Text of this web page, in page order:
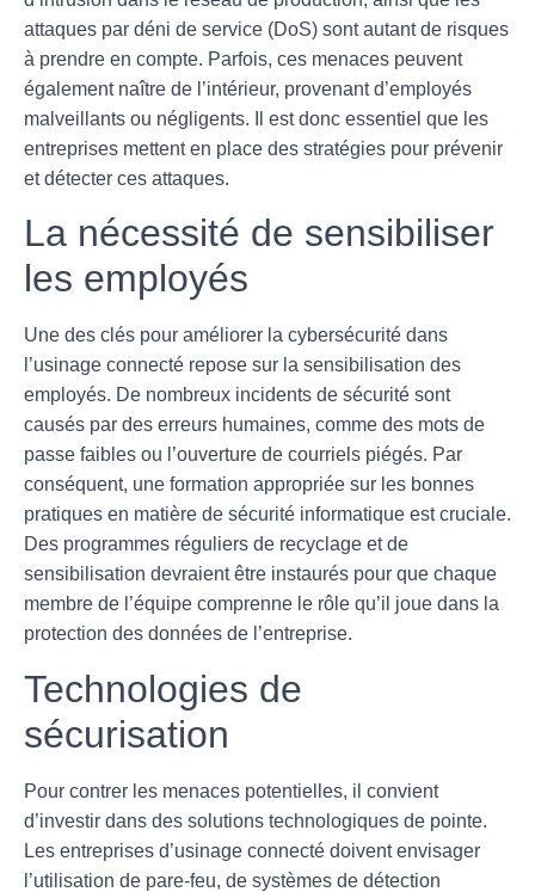
attaques par déni de service (DoS) sont autant de risques
à prendre en compte. Parfois, ces menaces peuvent
également naître de l’intérieur, provenant d’employés
malveillants ou négligents. Il est donc essentiel que les
entreprises mettent en place des stratégies pour prévenir
et détecter ces attaques.
La nécessité de sensibiliser
les employés
Une des clés pour améliorer la cybersécurité dans
l’usinage connecté repose sur la sensibilisation des
employés. De nombreux incidents de sécurité sont
causés par des erreurs humaines, comme des mots de
passe faibles ou l’ouverture de courriels piégés. Par
conséquent, une formation appropriée sur les bonnes
pratiques en matière de sécurité informatique est cruciale.
Des programmes réguliers de recyclage et de
sensibilisation devraient être instaurés pour que chaque
membre de l’équipe comprenne le rôle qu’il joue dans la
protection des données de l’entreprise.
Technologies de
sécurisation
Pour contrer les menaces potentielles, il convient
d’investir dans des solutions technologiques de pointe.
Les entreprises d’usinage connecté doivent envisager
l’utilisation de pare-feu, de systèmes de détection